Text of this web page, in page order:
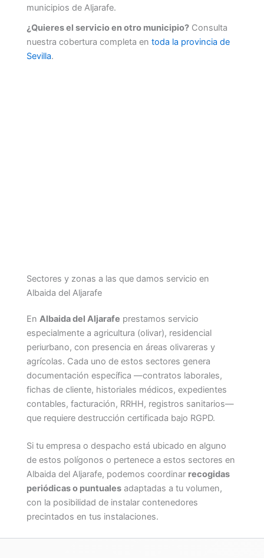
municipios de Aljarafe.
¿Quieres el servicio en otro municipio? Consulta
nuestra cobertura completa en toda la provincia de
Sevilla.
Sectores y zonas a las que damos servicio en
Albaida del Aljarafe
En Albaida del Aljarafe prestamos servicio
especialmente a agricultura (olivar), residencial
periurbano, con presencia en áreas olivareras y
agrícolas. Cada uno de estos sectores genera
documentación específica —contratos laborales,
fichas de cliente, historiales médicos, expedientes
contables, facturación, RRHH, registros sanitarios—
que requiere destrucción certificada bajo RGPD.
Si tu empresa o despacho está ubicado en alguno
de estos polígonos o pertenece a estos sectores en
Albaida del Aljarafe, podemos coordinar recogidas
periódicas o puntuales adaptadas a tu volumen,
con la posibilidad de instalar contenedores
precintados en tus instalaciones.